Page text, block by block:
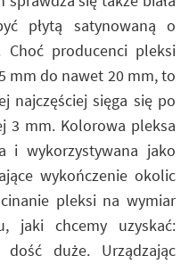
płytą satynowaną o
Choć producenci pleksi
mm do nawet 20 mm, to
najczęściej sięga się po
3 mm. Kolorowa pleksa
i wykorzystywana jako
wykończenie okolic
pleksi na wymiar
jaki chcemy uzyskać:
duże. Urządzając